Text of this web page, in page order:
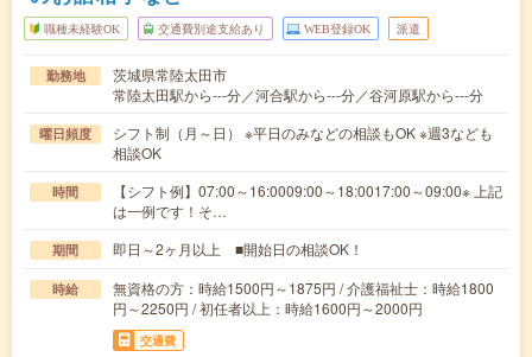
職種未経験OK 交通費別途支給あり WEB登録OK 派遣
勤務地
茨城県常陸太田市
常陸太田駅から---分／河合駅から---分／谷河原駅から---分
曜日頻度
シフト制（月～日） ※平日のみなどの相談もOK ※週3なども
相談OK
時間
【シフト例】07:00～16:0009:00～18:0017:00～09:00※ 上記
は一例です！そ…
期間 即日～2ヶ月以上 ■開始日の相談OK！
時給
無資格の方：時給1500円～1875円 / 介護福祉士：時給1800
円～2250円 / 初任者以上：時給1600円～2000円
交通費